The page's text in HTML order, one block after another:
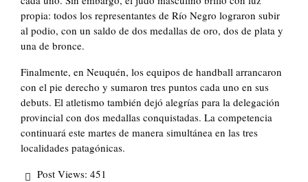
propia: todos los representantes de Río Negro lograron subir
al podio, con un saldo de dos medallas de oro, dos de plata y
una de bronce.
Finalmente, en Neuquén, los equipos de handball arrancaron
con el pie derecho y sumaron tres puntos cada uno en sus
debuts. El atletismo también dejó alegrías para la delegación
provincial con dos medallas conquistadas. La competencia
continuará este martes de manera simultánea en las tres
localidades patagónicas.
Post Views: 451